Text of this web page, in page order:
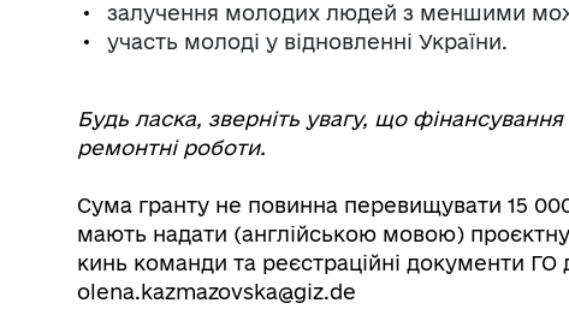
залучення молодих людей з меншими
участь молоді у відновленні України.
Будь ласка, зверніть увагу, що
ремонтні роботи.
Сума гранту не повинна перевищувати 15
мають надати (англійською мовою)
кинь команди та реєстраційні документи ГО
olena.kazmazovska@giz.de